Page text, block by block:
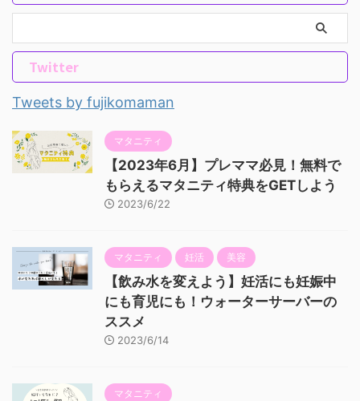
Twitter
Tweets by fujikomaman
マタニティ
【2023年6月】プレママ必見！無料で
もらえるマタニティ特典をGETしよう
2023/6/22
マタニティ 妊活 美容
【飲み水を変えよう】妊活にも妊娠中
にも育児にも！ウォーターサーバーの
ススメ
2023/6/14
マタニティ